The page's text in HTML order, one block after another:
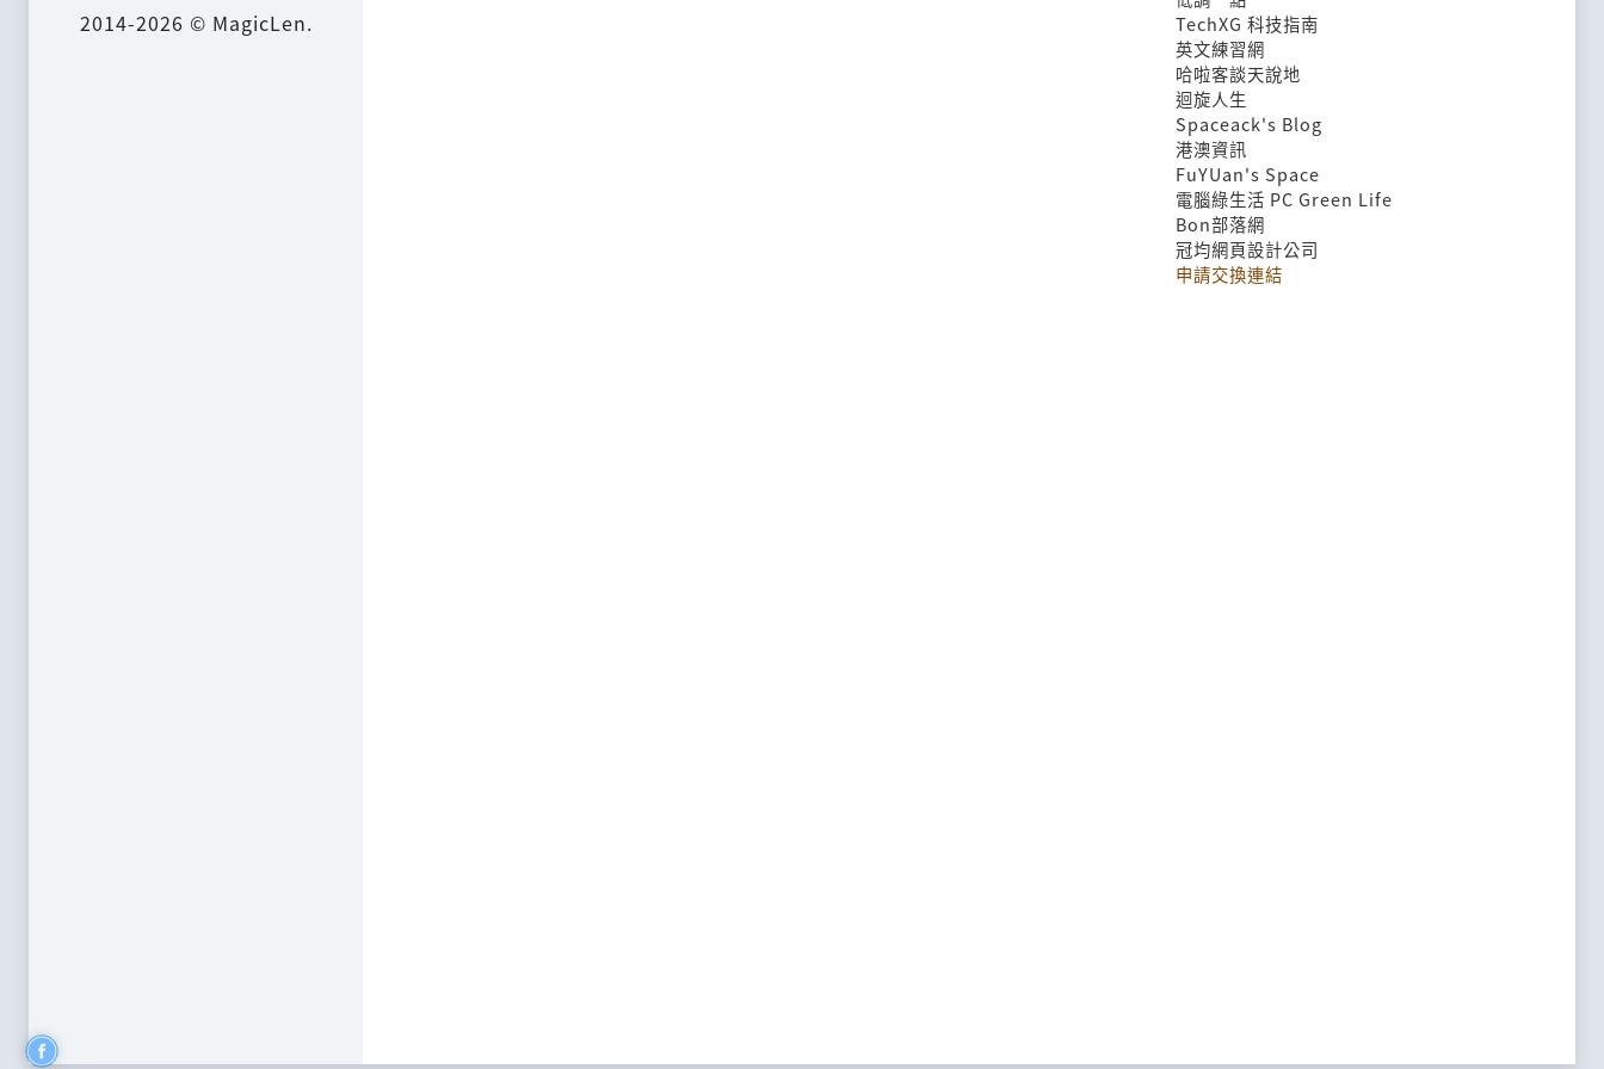
2014-2026 © MagicLen.
TechXG 科技指南
英文練習網
哈啦客談天說地
迴旋人生
Spaceack's Blog
港澳資訊
FuYUan's Space
電腦綠生活 PC Green Life
Bon部落網
冠均網頁設計公司
申請交換連結